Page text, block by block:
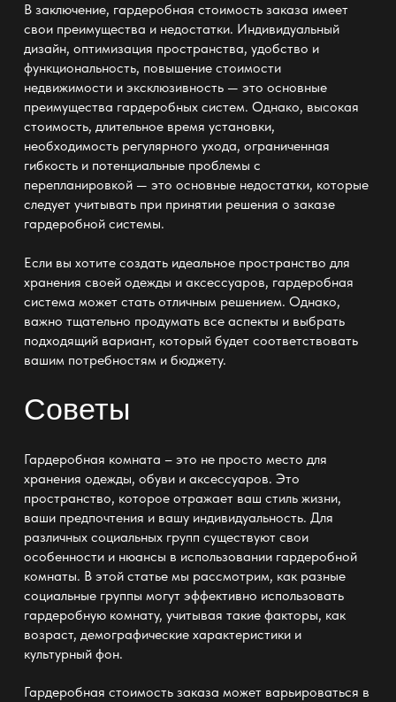
В заключение, гардеробная стоимость заказа имеет
свои преимущества и недостатки. Индивидуальный
дизайн, оптимизация пространства, удобство и
функциональность, повышение стоимости
недвижимости и эксклюзивность — это основные
преимущества гардеробных систем. Однако, высокая
стоимость, длительное время установки,
необходимость регулярного ухода, ограниченная
гибкость и потенциальные проблемы с
перепланировкой — это основные недостатки, которые
следует учитывать при принятии решения о заказе
гардеробной системы.
Если вы хотите создать идеальное пространство для
хранения своей одежды и аксессуаров, гардеробная
система может стать отличным решением. Однако,
важно тщательно продумать все аспекты и выбрать
подходящий вариант, который будет соответствовать
вашим потребностям и бюджету.
Советы
Гардеробная комната – это не просто место для
хранения одежды, обуви и аксессуаров. Это
пространство, которое отражает ваш стиль жизни,
ваши предпочтения и вашу индивидуальность. Для
различных социальных групп существуют свои
особенности и нюансы в использовании гардеробной
комнаты. В этой статье мы рассмотрим, как разные
социальные группы могут эффективно использовать
гардеробную комнату, учитывая такие факторы, как
возраст, демографические характеристики и
культурный фон.
Гардеробная стоимость заказа может варьироваться в